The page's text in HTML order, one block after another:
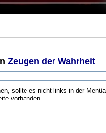
Zeugen der Wahrheit
sollte es nicht links in der
vorhanden..